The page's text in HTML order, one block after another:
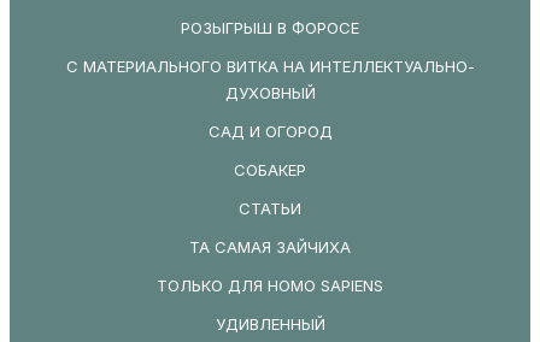
РОЗЫГРЫШ В ФОРОСЕ
С МАТЕРИАЛЬНОГО ВИТКА НА ИНТЕЛЛЕКТУАЛЬНО-
ДУХОВНЫЙ
САД И ОГОРОД
СОБАКЕР
СТАТЬИ
ТА САМАЯ ЗАЙЧИХА
ТОЛЬКО ДЛЯ HOMO SAPIENS
УДИВЛЕННЫЙ